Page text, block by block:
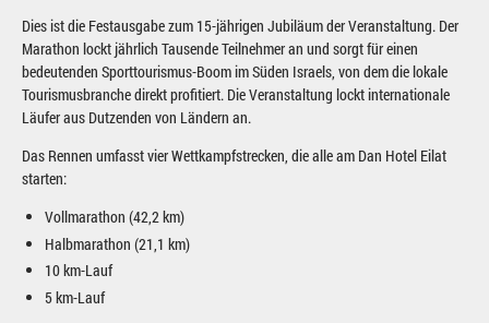
Dies ist die Festausgabe zum 15-jährigen Jubiläum der Veranstaltung. Der
Marathon lockt jährlich Tausende Teilnehmer an und sorgt für einen
bedeutenden Sporttourismus-Boom im Süden Israels, von dem die lokale
Tourismusbranche direkt profitiert. Die Veranstaltung lockt internationale
Läufer aus Dutzenden von Ländern an.
Das Rennen umfasst vier Wettkampfstrecken, die alle am Dan Hotel Eilat
starten:
Vollmarathon (42,2 km)
Halbmarathon (21,1 km)
10 km-Lauf
5 km-Lauf